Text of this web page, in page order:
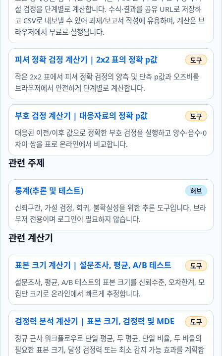
설 검정을 단계별로 계산합니다. 수식·결과를 공유 URL로 저장하
고 CSV로 내보낼 수 있어 과제/보고서 작성에 유용하며, 계산은 브
라우저에서 무료로 실행됩니다.
피셔 정확 검정 계산기 | 2x2 표의 정확 p값
작은 2x2 표에서 피셔 정확 검정의 양측 및 단측 p값과 오즈비를
브라우저에서 안전하게 단계별로 계산합니다.
부호 검정 계산기 | 대응자료의 정확 p값
대응된 이전/이후 값으로 정확한 부호 검정을 실행하고 양수·음수·0
차이 쌍을 표로 온라인에서 비교합니다.
관련 주제
통계(추론 및 테스트)
신뢰구간, 가설 검정, 회귀, 불확실성을 위한 추론 도구입니다. 브라
우저 전용이며 로그인이 필요하지 않습니다.
관련 계산기
표본 크기 계산기 | 설문조사, 평균, A/B 테스트
설문조사, 평균, A/B 테스트의 표본 크기를 신뢰수준, 오차한계, 모
집단 크기로 온라인에서 빠르게 추정합니다.
검정력 분석 계산기 | 표본 크기, 검정력 및 MDE
정규 근사 워크플로우로 단일 평균, 두 평균, 단일 비율, 두 비율의
필요한 표본 크기, 달성 검정력 또는 최소 감지 가능 효과를 계획합